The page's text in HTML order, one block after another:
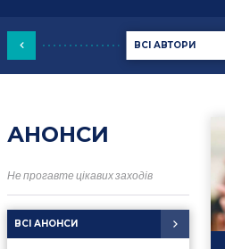
ВСІ АВТОРИ
АНОНСИ
Не прогавте цікавих заходів
ВСІ АНОНСИ